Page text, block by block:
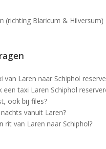
(richting Blaricum & Hilversum)
van Laren naar Schiphol
taxi Laren Schiphol
ook bij files?
vanuit Laren?
rit van Laren naar Schiphol?